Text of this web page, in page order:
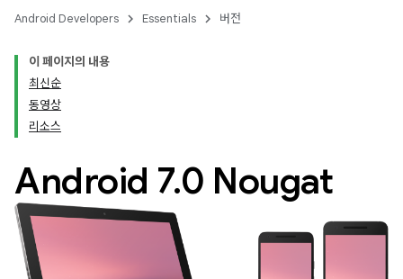
Android Developers Essentials 버전
이 페이지의 내용
최신순
동영상
리소스
Android 7.0 Nougat